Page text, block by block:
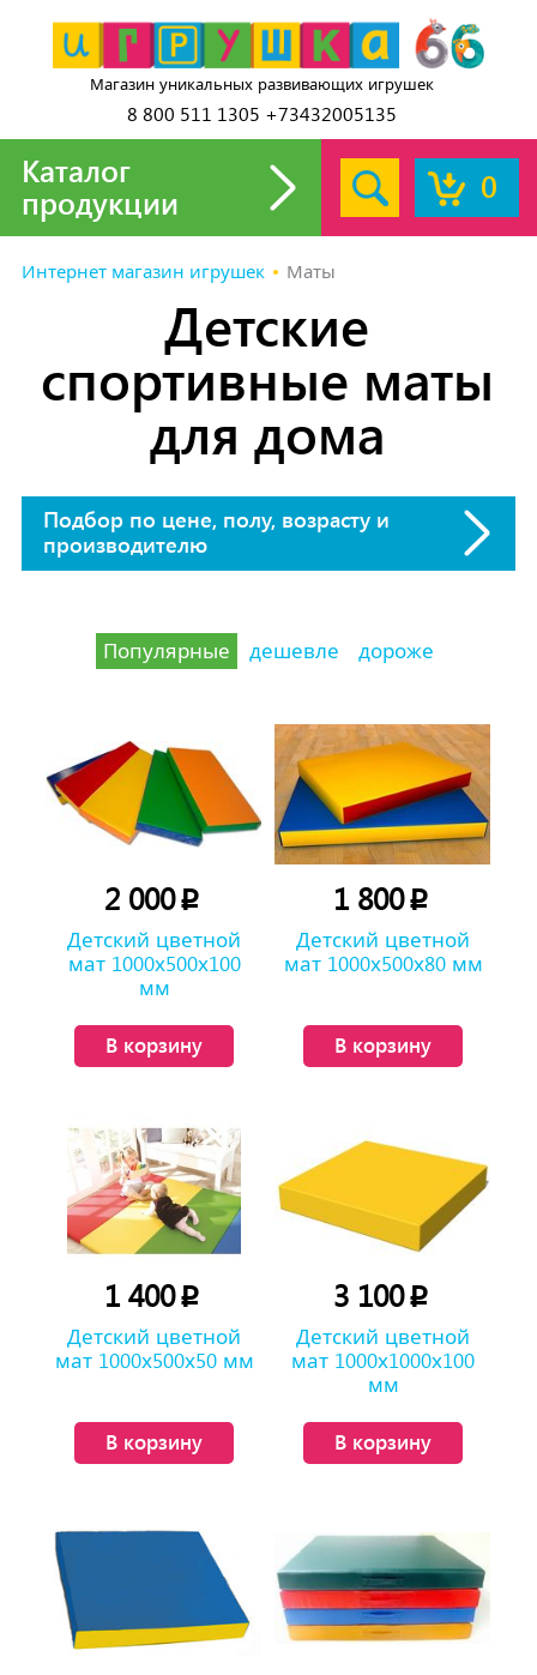
Магазин уникальных развивающих игрушек
8 800 511 1305 +73432005135
0
Каталог
продукции
Интернет магазин игрушек Маты
Детские
спортивные маты
для дома
Подбор по цене, полу, возрасту и
производителю
Популярные дешевле дороже
2 000p
Детский цветной
мат 1000х500х100
мм
В корзину
1 800p
Детский цветной
мат 1000х500х80 мм
В корзину
1 400p
Детский цветной
мат 1000х500х50 мм
В корзину
3 100p
Детский цветной
мат 1000х1000х100
мм
В корзину